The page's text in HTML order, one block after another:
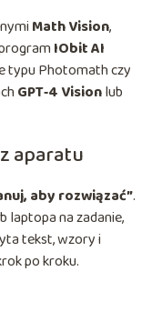
Math Vision,
IObit AI
typu Photomath czy
GPT‑4 Visionlub
aparatu
aby rozwiązać”.
na zadanie,
tekst, wzory i
po kroku.